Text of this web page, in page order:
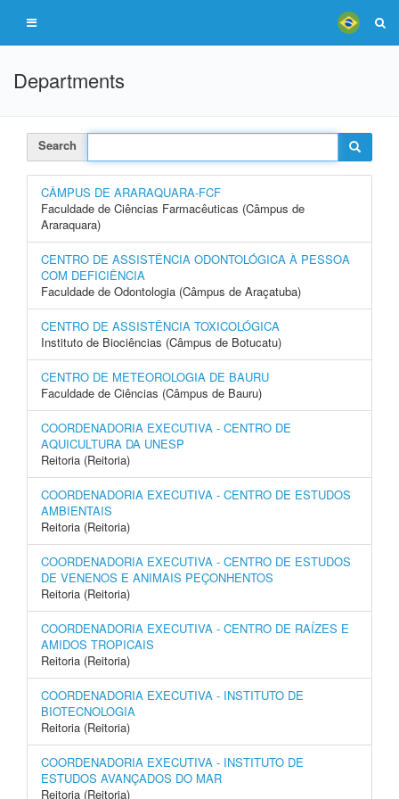
Departments
Search
CÂMPUS DE ARARAQUARA-FCF
Faculdade de Ciências Farmacêuticas (Câmpus de
Araraquara)
CENTRO DE ASSISTÊNCIA ODONTOLÓGICA À PESSOA
COM DEFICIÊNCIA
Faculdade de Odontologia (Câmpus de Araçatuba)
CENTRO DE ASSISTÊNCIA TOXICOLÓGICA
Instituto de Biociências (Câmpus de Botucatu)
CENTRO DE METEOROLOGIA DE BAURU
Faculdade de Ciências (Câmpus de Bauru)
COORDENADORIA EXECUTIVA - CENTRO DE
AQUICULTURA DA UNESP
Reitoria (Reitoria)
COORDENADORIA EXECUTIVA - CENTRO DE ESTUDOS
AMBIENTAIS
Reitoria (Reitoria)
COORDENADORIA EXECUTIVA - CENTRO DE ESTUDOS
DE VENENOS E ANIMAIS PEÇONHENTOS
Reitoria (Reitoria)
COORDENADORIA EXECUTIVA - CENTRO DE RAÍZES E
AMIDOS TROPICAIS
Reitoria (Reitoria)
COORDENADORIA EXECUTIVA - INSTITUTO DE
BIOTECNOLOGIA
Reitoria (Reitoria)
COORDENADORIA EXECUTIVA - INSTITUTO DE
ESTUDOS AVANÇADOS DO MAR
Reitoria (Reitoria)